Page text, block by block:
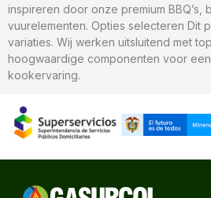
inspireren door onze premium BBQ’s,
vuurelementen. Opties selecteren Dit
variaties. Wij werken uitsluitend met
hoogwaardige componenten voor
kookervaring.